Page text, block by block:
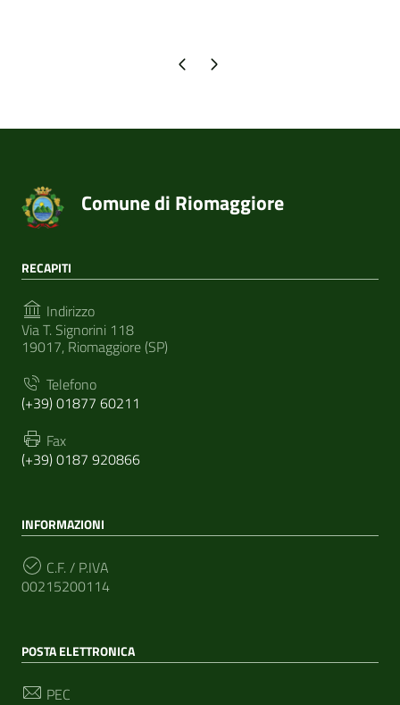
Pagina precedente
Pagina successiva
Comune di Riomaggiore
RECAPITI
Indirizzo
Via T. Signorini 118
19017, Riomaggiore (SP)
Telefono
(+39) 01877 60211
Fax
(+39) 0187 920866
INFORMAZIONI
C.F. / P.IVA
00215200114
POSTA ELETTRONICA
PEC